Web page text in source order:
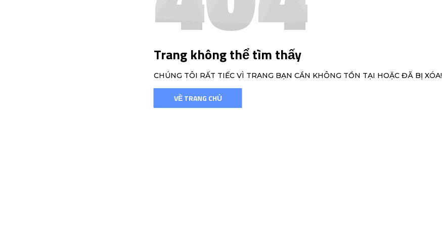
Trang không thể tìm thấy
CHÚNG TÔI RẤT TIẾC VÌ TRANG BẠN CẦN KHÔNG TỒN TẠI HOẶC ĐÃ BỊ XÓA!
VỀ TRANG CHỦ